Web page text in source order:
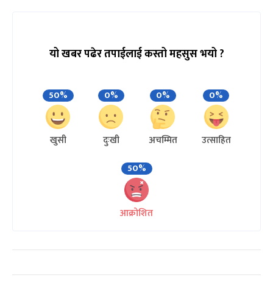
यो खबर पढेर तपाईलाई कस्तो महसुस भयो ?
50%
खुसी
0%
दुःखी
0%
अचम्मित
0%
उत्साहित
50%
आक्रोशित